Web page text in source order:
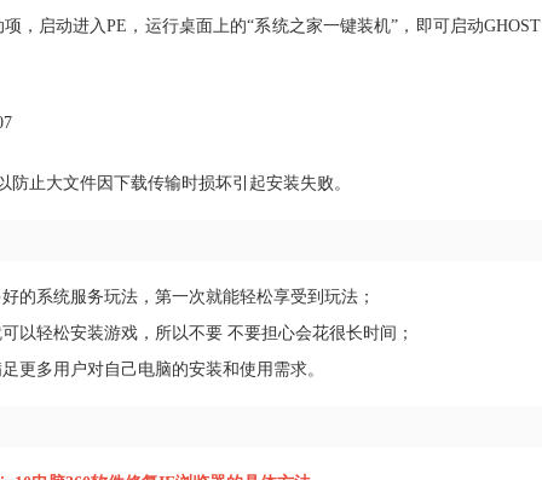
，启动进入PE，运行桌面上的“系统之家一键装机”，即可启动GHOST
防止大文件因下载传输时损坏引起安装失败。
的系统服务玩法，第一次就能轻松享受到玩法；
以轻松安装游戏，所以不要 不要担心会花很长时间；
更多用户对自己电脑的安装和使用需求。